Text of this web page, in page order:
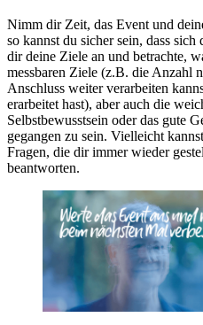
Nimm dir Zeit, das Event und
so kannst du sicher sein, dass
dir deine Ziele an und betrachte,
messbaren Ziele (z.B. die Anzahl
Anschluss weiter verarbeiten
erarbeitet hast), aber auch die
Selbstbewusstsein oder das gute
gegangen zu sein. Vielleicht
Fragen, die dir immer wieder
beantworten.